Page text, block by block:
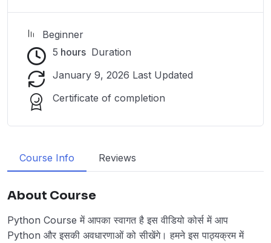
Beginner
5 hours Duration
January 9, 2026 Last Updated
Certificate of completion
Course Info Reviews
About Course
Python Course में आपका स्वागत है इस वीडियो कोर्स में आप
Python और इसकी अवधारणाओं को सीखेंगे। हमने इस पाठ्यक्रम में